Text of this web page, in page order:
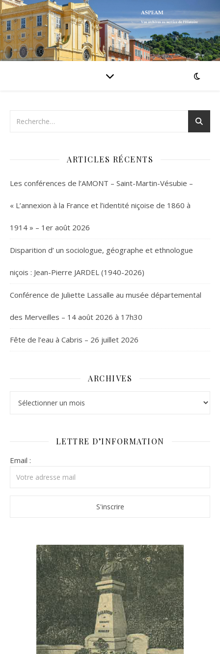
ARTICLES RÉCENTS
Les conférences de l’AMONT – Saint-Martin-Vésubie –
« L’annexion à la France et l’identité niçoise de 1860 à
1914 » – 1er août 2026
Disparition d’ un sociologue, géographe et ethnologue
niçois : Jean-Pierre JARDEL (1940-2026)
Conférence de Juliette Lassalle au musée départemental
des Merveilles – 14 août 2026 à 17h30
Fête de l’eau à Cabris – 26 juillet 2026
ARCHIVES
LETTRE D’INFORMATION
Email :